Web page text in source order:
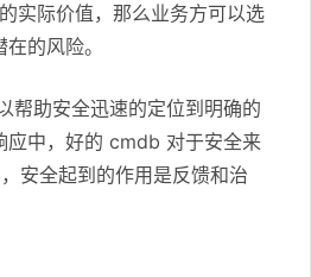
实际价值，那么业务方可以选
的风险。
帮助安全迅速的定位到明确的
应中，好的 cmdb 对于安全来
安全起到的作用是反馈和治